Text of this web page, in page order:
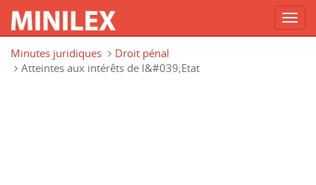
Minutes juridiques
Droit pénal
Atteintes aux intérêts de l&#039;Etat